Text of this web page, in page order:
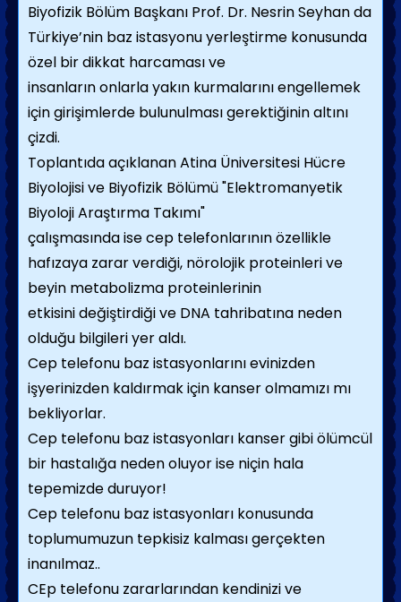
Biyofizik Bölüm Başkanı Prof. Dr. Nesrin Seyhan da
Türkiye’nin baz istasyonu yerleştirme konusunda
özel bir dikkat harcaması ve
insanların onlarla yakın kurmalarını engellemek
için girişimlerde bulunulması gerektiğinin altını
çizdi.
Toplantıda açıklanan Atina Üniversitesi Hücre
Biyolojisi ve Biyofizik Bölümü "Elektromanyetik
Biyoloji Araştırma Takımı"
çalışmasında ise cep telefonlarının özellikle
hafızaya zarar verdiği, nörolojik proteinleri ve
beyin metabolizma proteinlerinin
etkisini değiştirdiği ve DNA tahribatına neden
olduğu bilgileri yer aldı.
Cep telefonu baz istasyonlarını evinizden
işyerinizden kaldırmak için kanser olmamızı mı
bekliyorlar.
Cep telefonu baz istasyonları kanser gibi ölümcül
bir hastalığa neden oluyor ise niçin hala
tepemizde duruyor!
Cep telefonu baz istasyonları konusunda
toplumumuzun tepkisiz kalması gerçekten
inanılmaz..
CEp telefonu zararlarından kendinizi ve